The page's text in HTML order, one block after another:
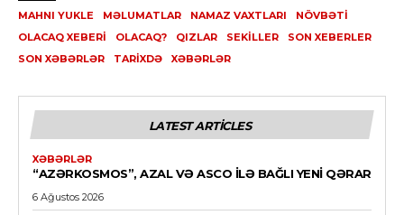
MAHNI YUKLE
MƏLUMATLAR NAMAZ VAXTLARI
NÖVBƏTI
OLACAQ XEBERI
OLACAQ? QIZLAR SEKILLER
SON XEBERLER
SON XƏBƏRLƏR
TARIXDƏ XƏBƏRLƏR
LATEST ARTICLES
XƏBƏRLƏR
“AZƏRKOSMOS”, AZAL VƏ ASCO ILƏ BAĞLI YENI QƏRAR
6 Ağustos 2026